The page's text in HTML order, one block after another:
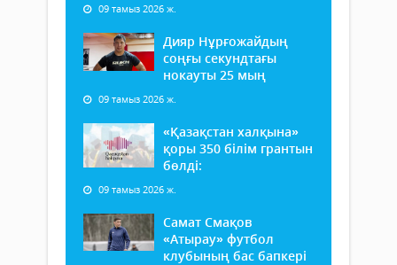
09 тамыз 2026 ж.
Дияр Нұрғожайдың
соңғы секундтағы
нокауты 25 мың
09 тамыз 2026 ж.
«Қазақстан халқына»
қоры 350 білім грантын
бөлді:
09 тамыз 2026 ж.
Самат Смақов
«Атырау» футбол
клубының бас бапкері